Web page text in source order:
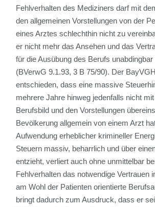
Fehlverhalten des Mediziners darf mit
den allgemeinen Vorstellungen von der
eines Arztes schlechthin nicht zu
er nicht mehr das Ansehen und das
für die Ausübung des Berufs unabdingbar
(BVerwG 9.1.93, 3 B 75/90). Der
entschieden, dass eine massive
mehrere Jahre hinweg jedenfalls nicht
Berufsbild und den Vorstellungen
Bevölkerung allgemein von einem Arzt
Aufwendung erheblicher krimineller
Steuern massiv, beharrlich und über
entzieht, verliert auch ohne unmittelbar
Fehlverhalten das notwendige Vertrauen
am Wohl der Patienten orientierte
bringt dadurch zum Ausdruck, dass er